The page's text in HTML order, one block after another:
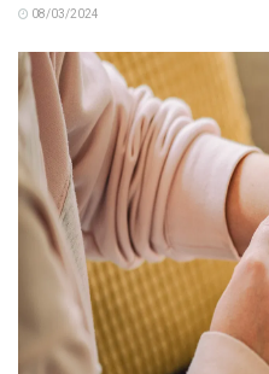
08/03/2024